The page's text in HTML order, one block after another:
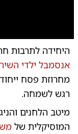
היחידה לתרבות
אנסמבל ילדי השיר
מחרוזת פסח
רגש לשמחה.
מיטב הלחנים
המוסיקלית של